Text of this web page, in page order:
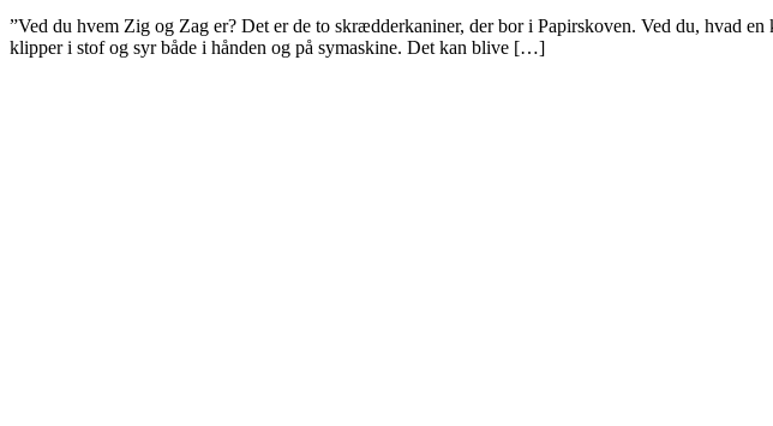
”Ved du hvem Zig og Zag er? Det er de to skrædderkaniner, der bor i Papirskoven. Ved du, hvad
klipper i stof og syr både i hånden og på symaskine. Det kan blive […]